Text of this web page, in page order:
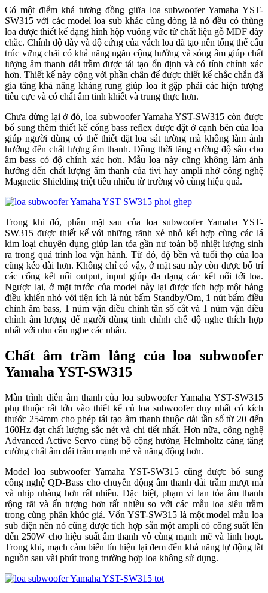
Có một điểm khá tương đồng giữa loa subwoofer Yamaha YST-
SW315 với các model loa sub khác cùng dòng là nó đều có thùng
loa được thiết kế dạng hình hộp vuông vức từ chất liệu gỗ MDF dày
chắc. Chính độ dày và độ cứng của vách loa đã tạo nên tổng thể cấu
trúc vững chãi có khả năng ngăn cộng hưởng và sóng âm giúp chất
lượng âm thanh dải trầm được tái tạo ổn định và có tính chính xác
hơn. Thiết kế này cộng với phần chân đế được thiết kế chắc chắn đã
gia tăng khả năng kháng rung giúp loa ít gặp phải các hiện tượng
tiêu cực và có chất âm tinh khiết và trung thực hơn.
Chưa dừng lại ở đó, loa subwoofer Yamaha YST-SW315 còn được
bổ sung thêm thiết kế cổng bass reflex được đặt ở cạnh bên của loa
giúp người dùng có thể thiết đặt loa sát tường mà không làm ảnh
hưởng đến chất lượng âm thanh. Đồng thời tăng cường độ sâu cho
âm bass có độ chính xác hơn. Mẫu loa này cũng không làm ảnh
hưởng đến chất lượng âm thanh của tivi hay ampli nhờ công nghệ
Magnetic Shielding triệt tiêu nhiễu từ trường vô cùng hiệu quả.
Trong khi đó, phần mặt sau của loa subwoofer Yamaha YST-
SW315 được thiết kế với những rãnh xẻ nhỏ kết hợp cùng các lá
kim loại chuyên dụng giúp lan tỏa gần nư toàn bộ nhiệt lượng sinh
ra trong quá trình loa vận hành. Từ đó, độ bền và tuổi thọ của loa
cũng kéo dài hơn. Không chỉ có vậy, ở mặt sau này còn được bố trí
các cổng kết nối output, input giúp đa dạng các kết nối tới loa.
Ngược lại, ở mặt trước của model này lại được tích hợp một bảng
điều khiển nhỏ với tiện ích là nút bấm Standby/Om, 1 nút bấm điều
chỉnh âm bass, 1 núm vặn điều chỉnh tần số cắt và 1 núm vặn điều
chỉnh âm lượng để người dùng tinh chỉnh chế độ nghe thích hợp
nhất với nhu cầu nghe các nhân.
Chất âm trầm lắng của loa subwoofer
Yamaha YST-SW315
Màn trình diễn âm thanh của loa subwoofer Yamaha YST-SW315
phụ thuộc rất lớn vào thiết kế củ loa subwoofer duy nhất có kích
thước 254mm cho phép tái tạo âm thanh thuộc dải tần số từ 20 đến
160Hz đạt chất lượng sắc nét và chi tiết nhất. Hơn nữa, công nghệ
Advanced Active Servo cùng bộ cộng hưởng Helmholtz càng tăng
cường chất âm dải trầm mạnh mẽ và năng động hơn.
Model loa subwoofer Yamaha YST-SW315 cũng được bổ sung
công nghệ QD-Bass cho chuyển động âm thanh dải trầm mượt mà
và nhịp nhàng hơn rất nhiều. Đặc biệt, phạm vi lan tỏa âm thanh
rộng rãi và ấn tượng hơn rất nhiều so với các mẫu loa siêu trầm
trong cùng phân khúc giá. Vốn YST-SW315 là một model mẫu loa
sub điện nên nó cũng được tích hợp sẵn một ampli có công suất lên
đến 250W cho hiệu suất âm thanh vô cùng mạnh mẽ và linh hoạt.
Trong khi, mạch cảm biến tín hiệu lại đem đến khả năng tự động tắt
nguồn sau vài phút trong trường hợp loa không sử dụng.